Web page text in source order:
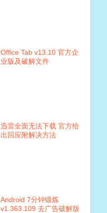
Office Tab v13.10 官方企
业版及破解文件
迅雷全面无法下载 官方给
出回应附解决方法
Android 7分钟锻炼
v1.363.109 去广告破解版